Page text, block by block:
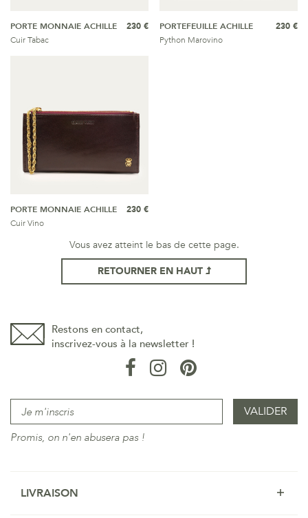
PORTE MONNAIE ACHILLE
Cuir Tabac
230 €
PORTEFEUILLE ACHILLE
Python Marovino
230 €
PORTE MONNAIE ACHILLE
Cuir Vino
230 €
Vous avez atteint le bas de cette page.
RETOURNER EN HAUT
Restons en contact,
inscrivez-vous à la newsletter !
Promis, on n'en abusera pas !
LIVRAISON